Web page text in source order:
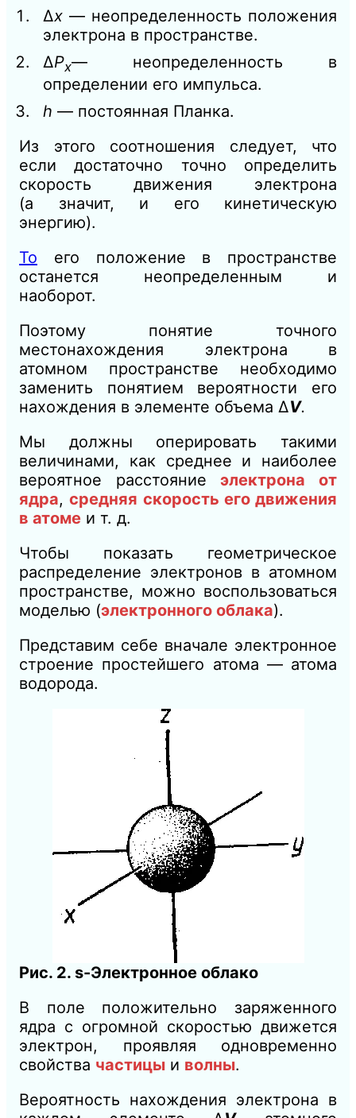
∆х — неопределенность положения
электрона в пространстве.
∆Рх— неопределенность в
определении его импульса.
h — постоянная Планка.
Из этого соотношения следует, что
если достаточно точно определить
скорость движения электрона
(а значит, и его кинетическую
энергию).
То его положение в пространстве
останется неопределенным и
наоборот.
Поэтому понятие точного
местонахождения электрона в
атомном пространстве необходимо
заменить понятием вероятности его
нахождения в элементе объема ∆V.
Мы должны оперировать такими
величинами, как среднее и наиболее
вероятное расстояниеэлектрона от
ядра,средняя скорость его движения
в атоме и т. д.
Чтобы показать геометрическое
распределение электронов в атомном
пространстве, можно воспользоваться
моделью (электронного облака).
Представим себе вначале электронное
строение простейшего атома — атома
водорода.
Рис. 2. s-Электронное облако
В поле положительно заряженного
ядра с огромной скоростью движется
электрон, проявляя одновременно
свойства частицы и волны.
Вероятность нахождения электрона в